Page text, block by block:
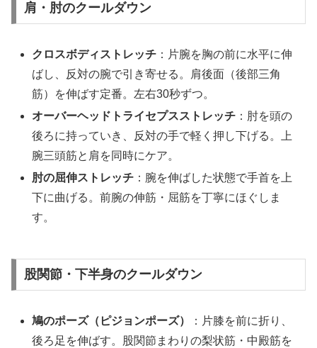
肩・肘のクールダウン
クロスボディストレッチ ：片腕を胸の前に水平に伸
ばし、反対の腕で引き寄せる。肩後面（後部三角
筋）を伸ばす定番。左右30秒ずつ。
オーバーヘッドトライセプスストレッチ ：肘を頭の
後ろに持っていき、反対の手で軽く押し下げる。上
腕三頭筋と肩を同時にケア。
肘の屈伸ストレッチ ：腕を伸ばした状態で手首を上
下に曲げる。前腕の伸筋・屈筋を丁寧にほぐしま
す。
股関節・下半身のクールダウン
鳩のポーズ（ピジョンポーズ）
：片膝を前に折り、
後ろ足を伸ばす。股関節まわりの梨状筋・中殿筋を